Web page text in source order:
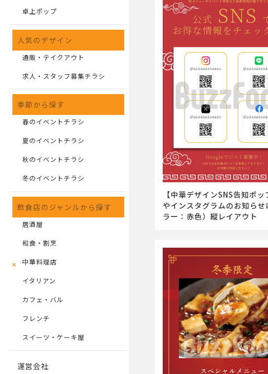
卓上ポップ
人気のデザイン
通販・テイクアウト
求人・スタッフ募集チラシ
季節から探す
春のイベントチラシ
夏のイベントチラシ
秋のイベントチラシ
冬のイベントチラシ
飲食店のジャンルから探す
居酒屋
和食・割烹
中華料理店
イタリアン
カフェ・バル
フレンチ
スイーツ・ケーキ屋
運営会社
【中華デザインSNS告知ポ
やインスタグラムのお知らせ
ラー：赤色）縦レイアウト